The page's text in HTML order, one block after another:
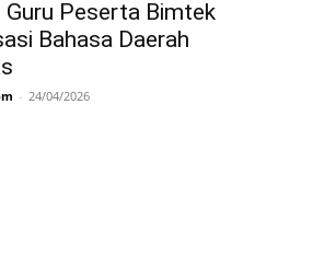
Guru Peserta Bimtek
Bahasa Daerah
- 24/04/2026